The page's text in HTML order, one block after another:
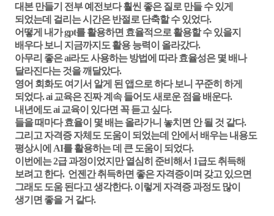
대본 만들기 전부 예전보다 훨씬 좋은 질로 만들 수 있게
되었는데 걸리는 시간은 반절로 단축할 수 있었다.
어떻게 내가 gpt를 활용하면 효율적으로 활용할 수 있을지
배우다 보니 지금까지도 활용 능력이 올라갔다.
아무리 좋은 ai라도 사용하는 방법에 따라 효율성은 몇 배나
달라진다는 것을 깨달았다.
영어 회화도 여기서 알게 된 앱으로 하다 보니 꾸준히 하게
되었다. ai 교육은 진짜 계속 들어도 새로운 점을 배운다.
내년에도 ai 교육이 있다면 꼭 듣고 싶다.
들을 때마다 효율이 몇 배는 올라가니 놓치면 안 될 것 같다.
그리고 자격증 자체도 도움이 되었는데 안에서 배우는 내용도
평상시에 AI를 활용하는 데 큰 도움이 되었다.
이번에는 2급 과정이었지만 열심히 준비해서 1급도 취득해
보려고 한다. 언젠간 취득하면 좋은 자격증이며 갖고 있으면
그래도 도움 된다고 생각한다. 이렇게 자격증 과정도 많이
생기면 좋을 거 같다.